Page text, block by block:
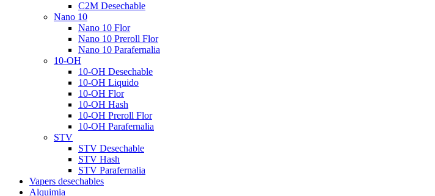
C2M Desechable
Nano 10
Nano 10 Flor
Nano 10 Preroll Flor
Nano 10 Parafernalia
10-OH
10-OH Desechable
10-OH Liquido
10-OH Flor
10-OH Hash
10-OH Preroll Flor
10-OH Parafernalia
STV
STV Desechable
STV Hash
STV Parafernalia
Vapers desechables
Alquimia